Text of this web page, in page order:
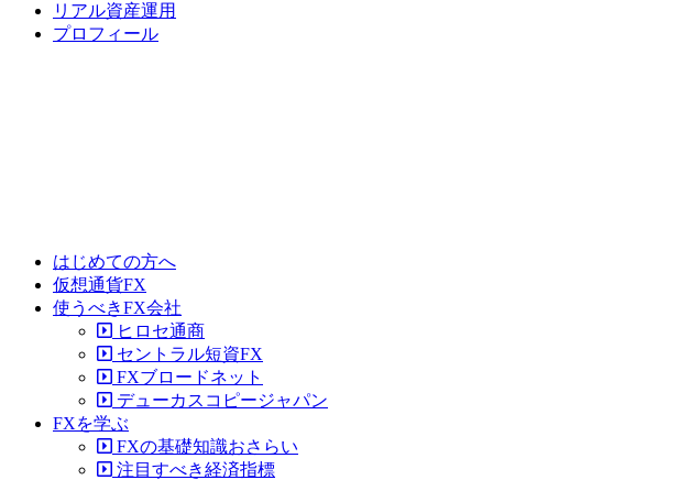
リアル資産運用
プロフィール
はじめての方へ
仮想通貨FX
使うべきFX会社
ヒロセ通商
セントラル短資FX
FXブロードネット
デューカスコピージャパン
FXを学ぶ
FXの基礎知識おさらい
注目すべき経済指標